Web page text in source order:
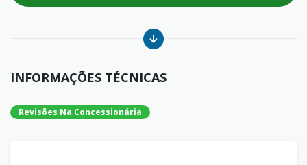
INFORMAÇÕES TÉCNICAS
Revisões Na Concessionária